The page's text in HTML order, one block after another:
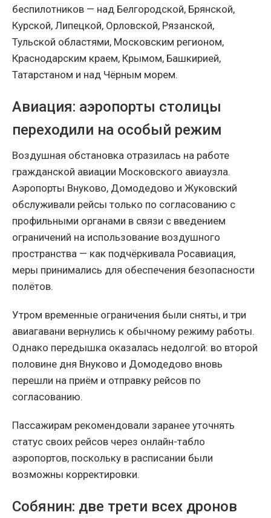
беспилотников — над Белгородской, Брянской,
Курской, Липецкой, Орловской, Рязанской,
Тульской областями, Московским регионом,
Краснодарским краем, Крымом, Башкирией,
Татарстаном и над Чёрным морем.
Авиация: аэропорты столицы
переходили на особый режим
Воздушная обстановка отразилась на работе
гражданской авиации Московского авиаузла.
Аэропорты Внуково, Домодедово и Жуковский
обслуживали рейсы только по согласованию с
профильными органами в связи с введением
ограничений на использование воздушного
пространства — как подчёркивала Росавиация,
меры принимались для обеспечения безопасности
полётов.
Утром временные ограничения были сняты, и три
авиагавани вернулись к обычному режиму работы.
Однако передышка оказалась недолгой: во второй
половине дня Внуково и Домодедово вновь
перешли на приём и отправку рейсов по
согласованию.
Пассажирам рекомендовали заранее уточнять
статус своих рейсов через онлайн-табло
аэропортов, поскольку в расписании были
возможны корректировки.
Собянин: две трети всех дронов